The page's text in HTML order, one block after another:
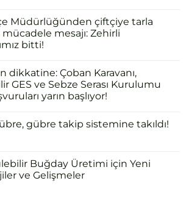
Müdürlüğünden çiftçiye tarla
mücadele mesajı: Zehirli
bitti!
dikkatine: Çoban Karavanı,
GES ve Sebze Serası Kurulumu
yarın başlıyor!
gübre takip sistemine takıldı!
Buğday Üretimi için Yeni
ve Gelişmeler